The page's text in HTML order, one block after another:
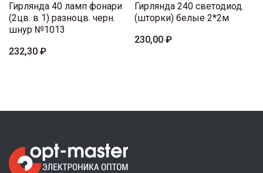
Гирлянда 40 ламп фонари
(2цв. в 1) разноцв. черн.
шнур №1013
232,30 ₽
Гирлянда 240 светодиод.
(шторки) белые 2*2м
230,00 ₽